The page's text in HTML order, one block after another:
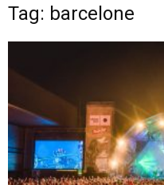
Tag: barcelone